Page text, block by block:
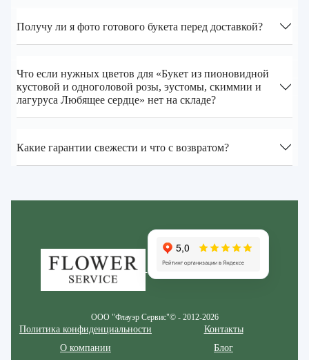
Получу ли я фото готового букета перед доставкой?
Что если нужных цветов для «Букет из пионовидной
кустовой и одноголовой розы, эустомы, скиммии и
лагуруса Любящее сердце» нет на складе?
Какие гарантии свежести и что с возвратом?
ООО "Флауэр Сервис"© - 2012-2026
Политика конфиденциальности
О компании
Контакты
Блог